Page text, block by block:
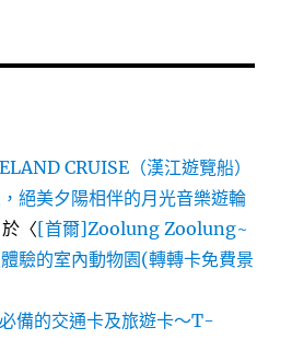
CRUISE（漢江遊覽船）
絕美夕陽相伴的月光音樂遊輪
於〈[首爾]Zoolung Zoolung~
驗的室內動物園(轉轉卡免費景
備的交通卡及旅遊卡～T-